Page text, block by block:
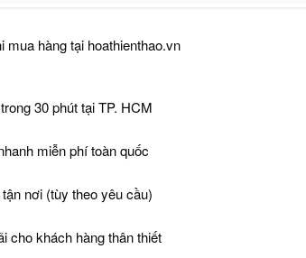
mua hàng tại hoathienthao.vn
30 phút tại TP. HCM
miễn phí toàn quốc
nơi (tùy theo yêu cầu)
cho khách hàng thân thiết